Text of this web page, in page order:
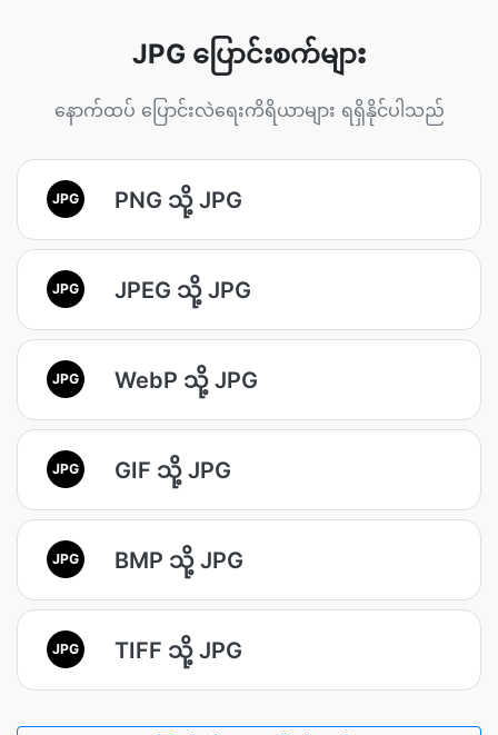
JPG ပြောင်းစက်များ
နောက်ထပ် ပြောင်းလဲရေးကိရိယာများ ရရှိနိုင်ပါသည်
JPG PNG သို့ JPG
JPG JPEG သို့ JPG
JPG WebP သို့ JPG
JPG GIF သို့ JPG
JPG BMP သို့ JPG
JPG TIFF သို့ JPG